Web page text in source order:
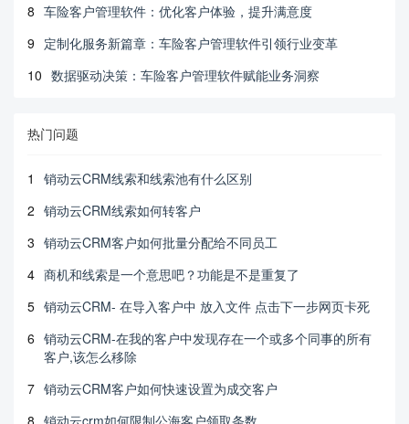
8 车险客户管理软件：优化客户体验，提升满意度
9 定制化服务新篇章：车险客户管理软件引领行业变革
10 数据驱动决策：车险客户管理软件赋能业务洞察
热门问题
1
销动云CRM线索和线索池有什么区别
2 销动云CRM线索如何转客户
3 销动云CRM客户如何批量分配给不同员工
4 商机和线索是一个意思吧？功能是不是重复了
5 销动云CRM- 在导入客户中 放入文件 点击下一步网页卡死
6 销动云CRM-在我的客户中发现存在一个或多个同事的所有
客户,该怎么移除
7 销动云CRM客户如何快速设置为成交客户